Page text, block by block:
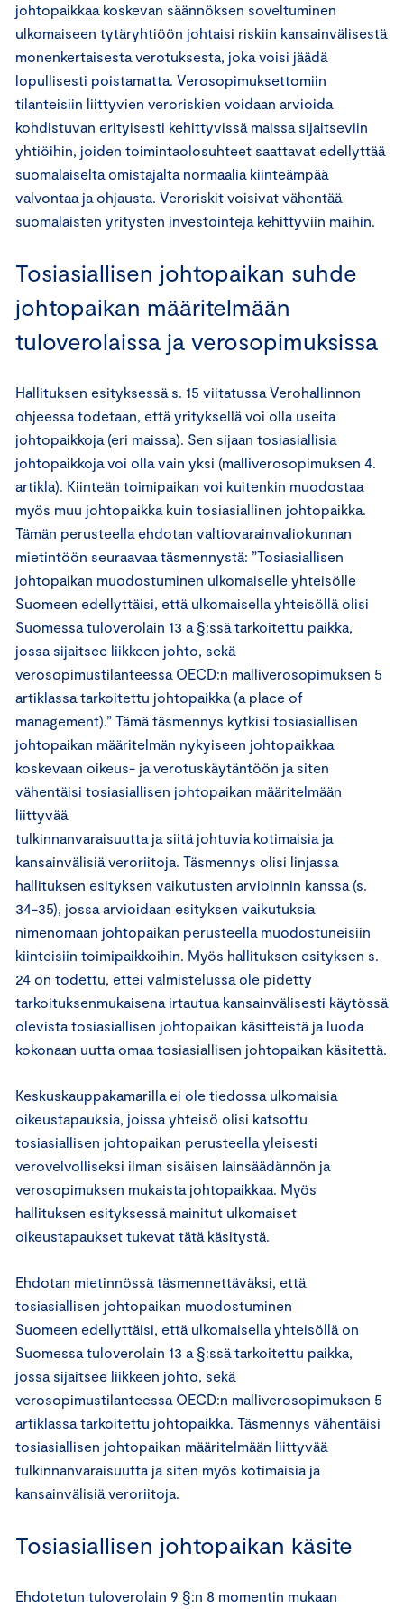
johtopaikkaa koskevan säännöksen soveltuminen
ulkomaiseen tytäryhtiöön johtaisi riskiin kansainvälisestä
monenkertaisesta verotuksesta, joka voisi jäädä
lopullisesti poistamatta. Verosopimuksettomiin
tilanteisiin liittyvien veroriskien voidaan arvioida
kohdistuvan erityisesti kehittyvissä maissa sijaitseviin
yhtiöihin, joiden toimintaolosuhteet saattavat edellyttää
suomalaiselta omistajalta normaalia kiinteämpää
valvontaa ja ohjausta. Veroriskit voisivat vähentää
suomalaisten yritysten investointeja kehittyviin maihin.
Tosiasiallisen johtopaikan suhde
johtopaikan määritelmään
tuloverolaissa ja verosopimuksissa
Hallituksen esityksessä s. 15 viitatussa Verohallinnon
ohjeessa todetaan, että yrityksellä voi olla useita
johtopaikkoja (eri maissa). Sen sijaan tosiasiallisia
johtopaikkoja voi olla vain yksi (malliverosopimuksen 4.
artikla). Kiinteän toimipaikan voi kuitenkin muodostaa
myös muu johtopaikka kuin tosiasiallinen johtopaikka.
Tämän perusteella ehdotan valtiovarainvaliokunnan
mietintöön seuraavaa täsmennystä: ”Tosiasiallisen
johtopaikan muodostuminen ulkomaiselle yhteisölle
Suomeen edellyttäisi, että ulkomaisella yhteisöllä olisi
Suomessa tuloverolain 13 a §:ssä tarkoitettu paikka,
jossa sijaitsee liikkeen johto, sekä
verosopimustilanteessa OECD:n malliverosopimuksen 5
artiklassa tarkoitettu johtopaikka (a place of
management).” Tämä täsmennys kytkisi tosiasiallisen
johtopaikan määritelmän nykyiseen johtopaikkaa
koskevaan oikeus- ja verotuskäytäntöön ja siten
vähentäisi tosiasiallisen johtopaikan määritelmään
liittyvää
tulkinnanvaraisuutta ja siitä johtuvia kotimaisia ja
kansainvälisiä veroriitoja. Täsmennys olisi linjassa
hallituksen esityksen vaikutusten arvioinnin kanssa (s.
34-35), jossa arvioidaan esityksen vaikutuksia
nimenomaan johtopaikan perusteella muodostuneisiin
kiinteisiin toimipaikkoihin. Myös hallituksen esityksen s.
24 on todettu, ettei valmistelussa ole pidetty
tarkoituksenmukaisena irtautua kansainvälisesti käytössä
olevista tosiasiallisen johtopaikan käsitteistä ja luoda
kokonaan uutta omaa tosiasiallisen johtopaikan käsitettä.
Keskuskauppakamarilla ei ole tiedossa ulkomaisia
oikeustapauksia, joissa yhteisö olisi katsottu
tosiasiallisen johtopaikan perusteella yleisesti
verovelvolliseksi ilman sisäisen lainsäädännön ja
verosopimuksen mukaista johtopaikkaa. Myös
hallituksen esityksessä mainitut ulkomaiset
oikeustapaukset tukevat tätä käsitystä.
Ehdotan mietinnössä täsmennettäväksi, että
tosiasiallisen johtopaikan muodostuminen
Suomeen edellyttäisi, että ulkomaisella yhteisöllä on
Suomessa tuloverolain 13 a §:ssä tarkoitettu paikka,
jossa sijaitsee liikkeen johto, sekä
verosopimustilanteessa OECD:n malliverosopimuksen 5
artiklassa tarkoitettu johtopaikka. Täsmennys vähentäisi
tosiasiallisen johtopaikan määritelmään liittyvää
tulkinnanvaraisuutta ja siten myös kotimaisia ja
kansainvälisiä veroriitoja.
Tosiasiallisen johtopaikan käsite
Ehdotetun tuloverolain 9 §:n 8 momentin mukaan